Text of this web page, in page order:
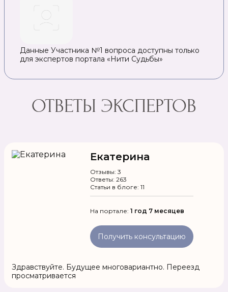
Данные Участника №1 вопроса доступны только
для экспертов портала «Нити Судьбы»
ОТВЕТЫ ЭКСПЕРТОВ
Екатерина
Отзывы: 3
Ответы: 263
Статьи в блоге: 11
На портале: 1 год 7 месяцев
Получить консультацию
Здравствуйте. Будущее многовариантно. Переезд
просматривается